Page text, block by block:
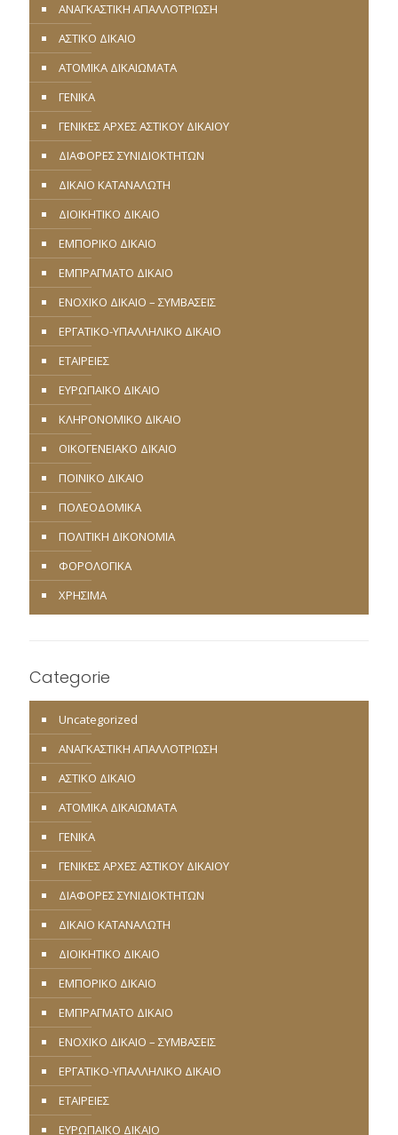
ΑΝΑΓΚΑΣΤΙΚΗ ΑΠΑΛΛΟΤΡΙΩΣΗ
ΑΣΤΙΚΟ ΔΙΚΑΙΟ
ΑΤΟΜΙΚΑ ΔΙΚΑΙΩΜΑΤΑ
ΓΕΝΙΚΑ
ΓΕΝΙΚΕΣ ΑΡΧΕΣ ΑΣΤΙΚΟΥ ΔΙΚΑΙΟΥ
ΔΙΑΦΟΡΕΣ ΣΥΝΙΔΙΟΚΤΗΤΩΝ
ΔΙΚΑΙΟ ΚΑΤΑΝΑΛΩΤΗ
ΔΙΟΙΚΗΤΙΚΟ ΔΙΚΑΙΟ
ΕΜΠΟΡΙΚΟ ΔΙΚΑΙΟ
ΕΜΠΡΑΓΜΑΤΟ ΔΙΚΑΙΟ
ΕΝΟΧΙΚΟ ΔΙΚΑΙΟ – ΣΥΜΒΑΣΕΙΣ
ΕΡΓΑΤΙΚΟ-ΥΠΑΛΛΗΛΙΚΟ ΔΙΚΑΙΟ
ΕΤΑΙΡΕΙΕΣ
ΕΥΡΩΠΑΪΚΟ ΔΙΚΑΙΟ
ΚΛΗΡΟΝΟΜΙΚΟ ΔΙΚΑΙΟ
ΟΙΚΟΓΕΝΕΙΑΚΟ ΔΙΚΑΙΟ
ΠΟΙΝΙΚΟ ΔΙΚΑΙΟ
ΠΟΛΕΟΔΟΜΙΚΑ
ΠΟΛΙΤΙΚΗ ΔΙΚΟΝΟΜΙΑ
ΦΟΡΟΛΟΓΙΚΑ
ΧΡΗΣΙΜΑ
Categorie
Uncategorized
ΑΝΑΓΚΑΣΤΙΚΗ ΑΠΑΛΛΟΤΡΙΩΣΗ
ΑΣΤΙΚΟ ΔΙΚΑΙΟ
ΑΤΟΜΙΚΑ ΔΙΚΑΙΩΜΑΤΑ
ΓΕΝΙΚΑ
ΓΕΝΙΚΕΣ ΑΡΧΕΣ ΑΣΤΙΚΟΥ ΔΙΚΑΙΟΥ
ΔΙΑΦΟΡΕΣ ΣΥΝΙΔΙΟΚΤΗΤΩΝ
ΔΙΚΑΙΟ ΚΑΤΑΝΑΛΩΤΗ
ΔΙΟΙΚΗΤΙΚΟ ΔΙΚΑΙΟ
ΕΜΠΟΡΙΚΟ ΔΙΚΑΙΟ
ΕΜΠΡΑΓΜΑΤΟ ΔΙΚΑΙΟ
ΕΝΟΧΙΚΟ ΔΙΚΑΙΟ – ΣΥΜΒΑΣΕΙΣ
ΕΡΓΑΤΙΚΟ-ΥΠΑΛΛΗΛΙΚΟ ΔΙΚΑΙΟ
ΕΤΑΙΡΕΙΕΣ
ΕΥΡΩΠΑΪΚΟ ΔΙΚΑΙΟ